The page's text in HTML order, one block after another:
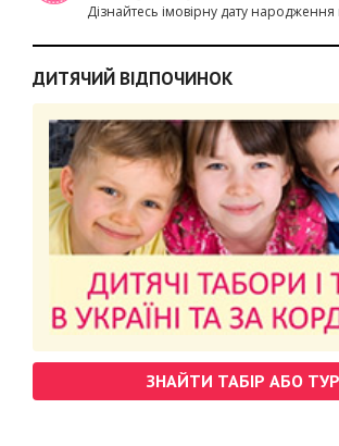
Дізнайтесь імовірну дату
ДИТЯЧИЙ ВІДПОЧИНОК
ЗНАЙТИ ТАБІР АБО ТУР